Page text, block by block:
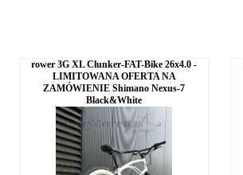
rower 3G XL Clunker-FAT-Bike 26x4.0 -
LIMITOWANA OFERTA NA
ZAMÓWIENIE Shimano Nexus-7
Black&White